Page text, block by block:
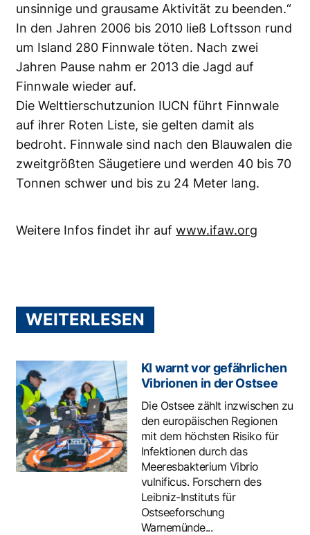
unsinnige und grausame Aktivität zu beenden.“
In den Jahren 2006 bis 2010 ließ Loftsson rund
um Island 280 Finnwale töten. Nach zwei
Jahren Pause nahm er 2013 die Jagd auf
Finnwale wieder auf.
Die Welttierschutzunion IUCN führt Finnwale
auf ihrer Roten Liste, sie gelten damit als
bedroht. Finnwale sind nach den Blauwalen die
zweitgrößten Säugetiere und werden 40 bis 70
Tonnen schwer und bis zu 24 Meter lang.
Weitere Infos findet ihr auf www.ifaw.org
WEITERLESEN
KI warnt vor gefährlichen
Vibrionen in der Ostsee
Die Ostsee zählt inzwischen zu
den europäischen Regionen
mit dem höchsten Risiko für
Infektionen durch das
Meeresbakterium Vibrio
vulnificus. Forschern des
Leibniz-Instituts für
Ostseeforschung
Warnemünde...